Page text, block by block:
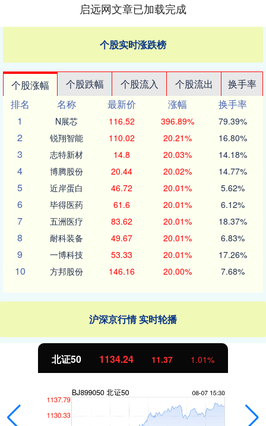
启远网文章已加载完成
个股实时涨跌榜
个股涨幅 个股跌幅 个股流入 个股流出
换手率
排名
名称 最新价 涨幅
换手率
1
N展芯 116.52 396.89% 79.39%
2 锐翔智能 110.02 20.21% 16.80%
3 志特新材 14.8 20.03% 14.18%
4 博腾股份 20.44 20.02% 14.77%
5 近岸蛋白 46.72 20.01% 5.62%
6 毕得医药 61.6 20.01% 6.12%
7 五洲医疗 83.62 20.01% 18.37%
8 耐科装备 49.67 20.01% 6.83%
9 一博科技 53.33 20.01% 17.26%
10 方邦股份 146.16 20.00% 7.68%
沪深京行情 实时轮播
北证50 1134.24 11.37 1.01%